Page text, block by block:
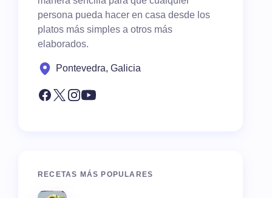
persona pueda hacer en casa desde los
platos más simples a otros más
elaborados.
Pontevedra, Galicia
RECETAS MÁS POPULARES